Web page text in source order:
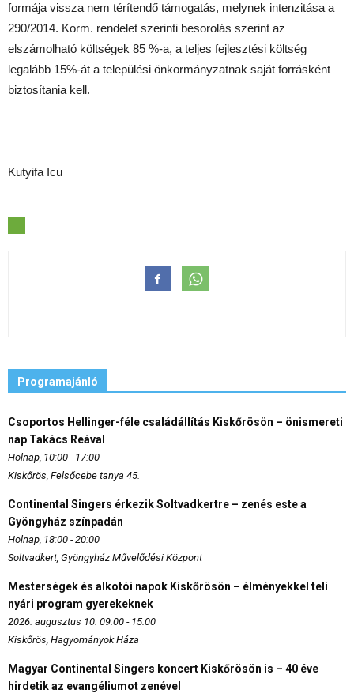
formája vissza nem térítendő támogatás, melynek intenzitása a
290/2014. Korm. rendelet szerinti besorolás szerint az
elszámolható költségek 85 %-a, a teljes fejlesztési költség
legalább 15%-át a települési önkormányzatnak saját forrásként
biztosítania kell.
Kutyifa Icu
Programajánló
Csoportos Hellinger-féle családállítás Kiskőrösön – önismereti
nap Takács Reával
Holnap, 10:00 - 17:00
Kiskőrös, Felsőcebe tanya 45.
Continental Singers érkezik Soltvadkertre – zenés este a
Gyöngyház színpadán
Holnap, 18:00 - 20:00
Soltvadkert, Gyöngyház Művelődési Központ
Mesterségek és alkotói napok Kiskőrösön – élményekkel teli
nyári program gyerekeknek
2026. augusztus 10. 09:00 - 15:00
Kiskőrös, Hagyományok Háza
Magyar Continental Singers koncert Kiskőrösön is – 40 éve
hirdetik az evangéliumot zenével